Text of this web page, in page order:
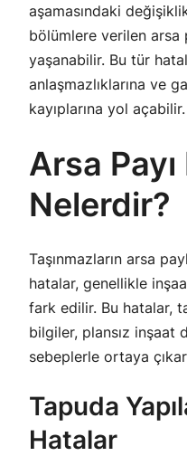
aşamasındaki
bölümlere verilen arsa
yaşanabilir. Bu tür
anlaşmazlıklarına ve
kayıplarına yol açabilir.
Arsa Payı
Nelerdir?
Taşınmazların arsa
hatalar, genellikle
fark edilir. Bu hatalar,
bilgiler, plansız inşaat
sebeplerle ortaya
Tapuda
Hatalar